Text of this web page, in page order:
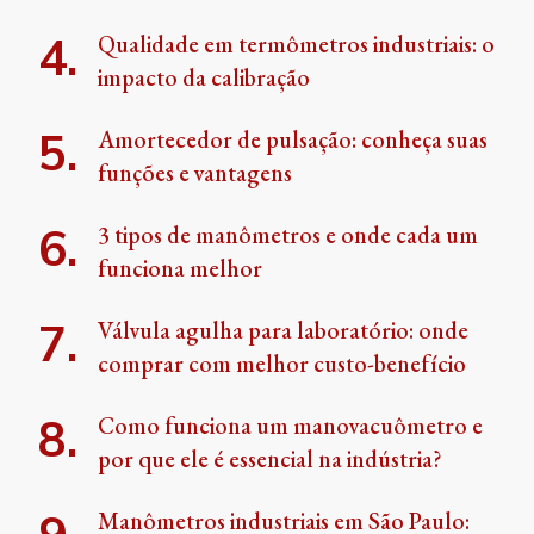
Qualidade em termômetros industriais: o
impacto da calibração
Amortecedor de pulsação: conheça suas
funções e vantagens
3 tipos de manômetros e onde cada um
funciona melhor
Válvula agulha para laboratório: onde
comprar com melhor custo-benefício
Como funciona um manovacuômetro e
por que ele é essencial na indústria?
Manômetros industriais em São Paulo: